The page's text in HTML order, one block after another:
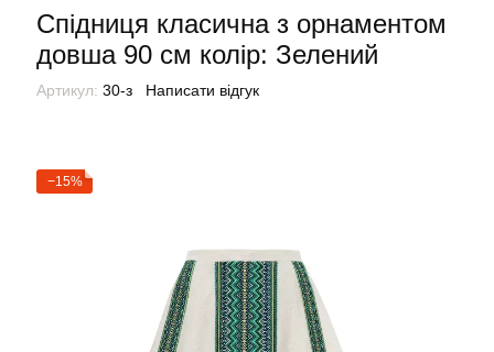
Спідниця класична з орнаментом
довша 90 см колір: Зелений
Артикул: 30-з Написати відгук
−15%